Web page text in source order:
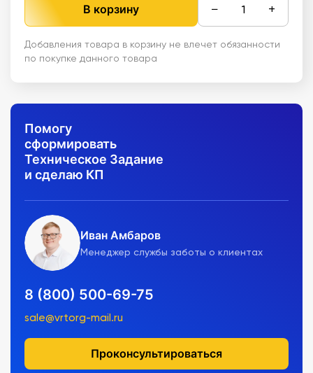
В корзину − +
Добавления товара в корзину не влечет обязанности
по покупке данного товара
Помогу
сформировать
Техническое Задание
и сделаю КП
Иван Амбаров
Менеджер службы заботы о клиентах
8 (800) 500-69-75
sale@vrtorg-mail.ru
Проконсультироваться